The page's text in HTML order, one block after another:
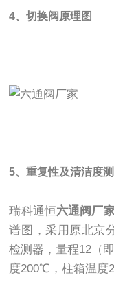
4、切换阀原理图
5、重复性及清洁度
瑞科通恒六通阀厂
谱图，采用原北京
检测器，量程12（
度200℃，柱箱温度